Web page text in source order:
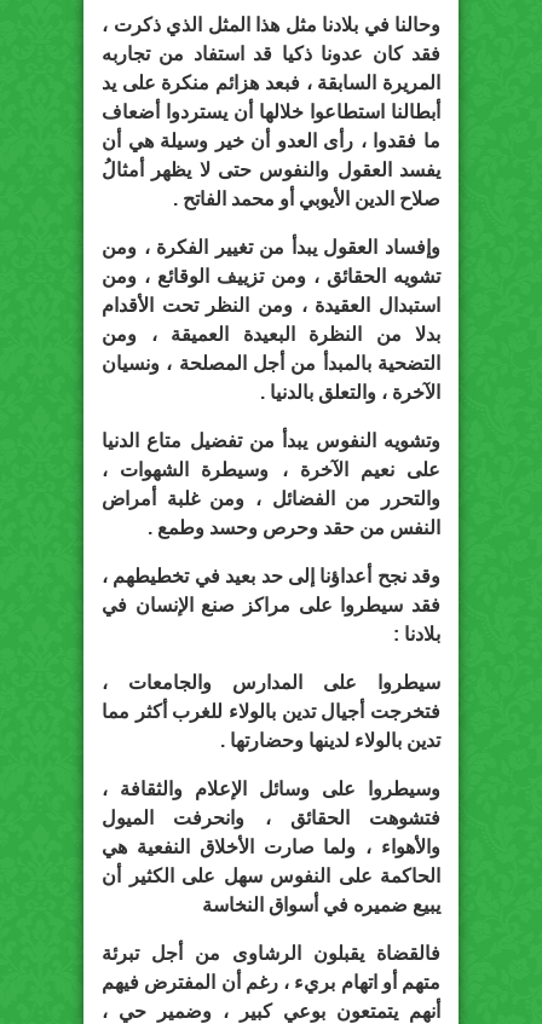
وحالنا في بلادنا مثل هذا المثل الذي ذكرت ،
فقد كان عدونا ذكيا قد استفاد من تجاربه
المريرة السابقة ، فبعد هزائم منكرة على يد
أبطالنا استطاعوا خلالها أن يستردوا أضعاف
ما فقدوا ، رأى العدو أن خير وسيلة هي أن
يفسد العقول والنفوس حتى لا يظهر أمثالُ
صلاح الدين الأيوبي أو محمد الفاتح .
وإفساد العقول يبدأ من تغيير الفكرة ، ومن
تشويه الحقائق ، ومن تزييف الوقائع ، ومن
استبدال العقيدة ، ومن النظر تحت الأقدام
بدلا من النظرة البعيدة العميقة ، ومن
التضحية بالمبدأ من أجل المصلحة ، ونسيان
الآخرة ، والتعلق بالدنيا .
وتشويه النفوس يبدأ من تفضيل متاع الدنيا
على نعيم الآخرة ، وسيطرة الشهوات ،
والتحرر من الفضائل ، ومن غلبة أمراض
النفس من حقد وحرص وحسد وطمع .
وقد نجح أعداؤنا إلى حد بعيد في تخطيطهم ،
فقد سيطروا على مراكز صنع الإنسان في
بلادنا :
سيطروا على المدارس والجامعات ،
فتخرجت أجيال تدين بالولاء للغرب أكثر مما
تدين بالولاء لدينها وحضارتها .
وسيطروا على وسائل الإعلام والثقافة ،
فتشوهت الحقائق ، وانحرفت الميول
والأهواء ، ولما صارت الأخلاق النفعية هي
الحاكمة على النفوس سهل على الكثير أن
يبيع ضميره في أسواق النخاسة
فالقضاة يقبلون الرشاوى من أجل تبرئة
متهم أو اتهام بريء ، رغم أن المفترض فيهم
أنهم يتمتعون بوعي كبير ، وضمير حي ،